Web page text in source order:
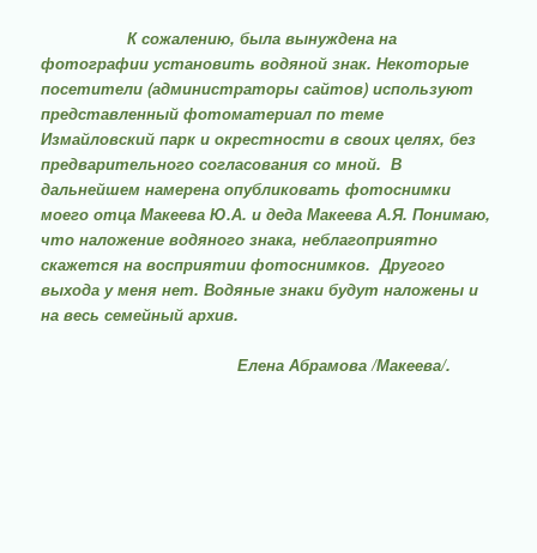
К сожалению, была вынуждена на
фотографии установить водяной знак. Некоторые
посетители (администраторы сайтов) используют
представленный фотоматериал по теме
Измайловский парк и окрестности в своих целях,без
предварительного согласования со мной. В
дальнейшем намерена опубликовать фотоснимки
моего отца Макеева Ю.А. и деда Макеева А.Я. Понимаю,
что наложение водяного знака, неблагоприятно
скажется на восприятии фотоснимков. Другого
выхода у меня нет. Водяные знаки будут наложены и
на весь семейный архив.
Елена Абрамова /Макеева/.